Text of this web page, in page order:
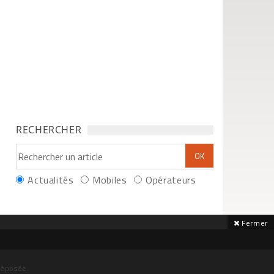
RECHERCHER
Actualités Mobiles Opérateurs
Fermer